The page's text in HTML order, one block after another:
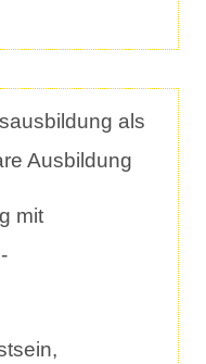
als
Ausbildung
mit